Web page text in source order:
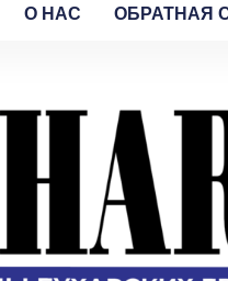
O HAC ОБРАТНАЯ